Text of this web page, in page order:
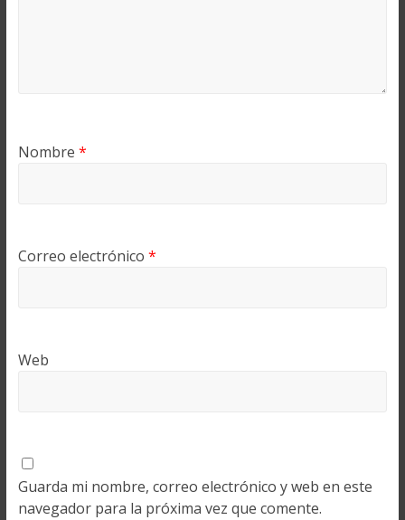
Nombre *
Correo electrónico *
Web
Guarda mi nombre, correo electrónico y web en este
navegador para la próxima vez que comente.